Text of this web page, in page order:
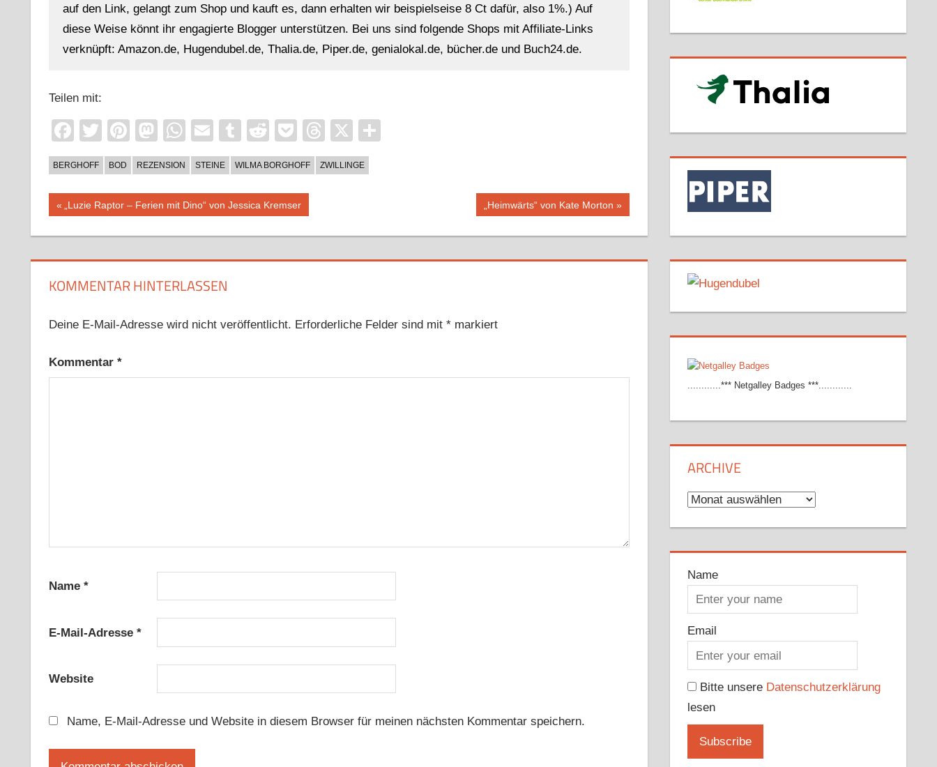
auf den Link, gelangt zum Shop und kauft es, dann erhalten wir beispielseise 8 Ct dafür, also 1%.) Auf
diese Weise könnt ihr engagierte Blogger unterstützen. Bei uns sind folgende Shops mit Affiliate-Links
verknüpft: Amazon.de, Hugendubel.de, Thalia.de, Piper.de, genialokal.de, bücher.de und Buch24.de.
Teilen mit:
Facebook
TwitterPinterest
Mastodon
WhatsApp
EmailTumblr
RedditPocketThreads
X
BERGHOFF BOD REZENSION STEINE WILMA BORGHOFF ZWILLINGE
Beitragsnavigation
Vorheriger
„Luzie Raptor – Ferien mit Dino“ von Jessica Kremser
Nächster
„Heimwärts“ von Kate Morton
KOMMENTAR HINTERLASSEN
Deine E-Mail-Adresse wird nicht veröffentlicht. Erforderliche Felder sind mit *markiert
Kommentar *
Name *
E-Mail-Adresse *
Website
Name, E-Mail-Adresse und Website in diesem Browser für meinen nächsten Kommentar speichern.
............*** Netgalley Badges ***............
ARCHIVE
Archive
Name
Email
Bitte unsere Datenschutzerklärung
lesen